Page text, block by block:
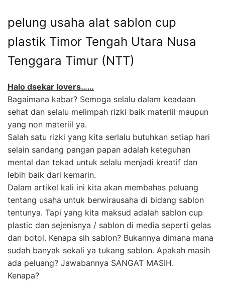
pelung usaha alat sablon cup
plastik Timor Tengah Utara Nusa
Tenggara Timur (NTT)
Halo dsekar lovers……
Bagaimana kabar? Semoga selalu dalam keadaan
sehat dan selalu melimpah rizki baik materiil maupun
yang non materiil ya.
Salah satu rizki yang kita serlalu butuhkan setiap hari
selain sandang pangan papan adalah keteguhan
mental dan tekad untuk selalu menjadi kreatif dan
lebih baik dari kemarin.
Dalam artikel kali ini kita akan membahas peluang
tentang usaha untuk berwirausaha di bidang sablon
tentunya. Tapi yang kita maksud adalah sablon cup
plastic dan sejenisnya / sablon di media seperti gelas
dan botol. Kenapa sih sablon? Bukannya dimana mana
sudah banyak sekali ya tukang sablon. Apakah masih
ada peluang? Jawabannya SANGAT MASIH.
Kenapa?